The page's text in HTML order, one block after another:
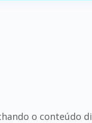
o conteúdo